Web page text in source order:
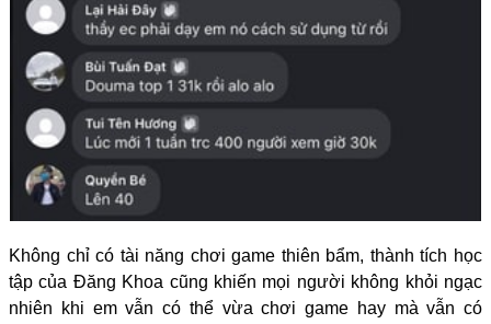
Không chỉ có tài năng chơi game thiên bẩm, thành tích học
tập của Đăng Khoa cũng khiến mọi người không khỏi ngạc
nhiên khi em vẫn có thể vừa chơi game hay mà vẫn có